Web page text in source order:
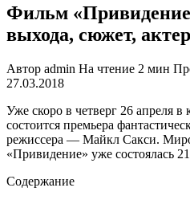
Фильм
выхода, сюжет,
Автор admin На чтение 2 мин
27.03.2018
Уже скоро в четверг 26 апреля в
состоится премьера
режиссера — Майкл Сакси.
«Привидение» уже состоялась
Содержание